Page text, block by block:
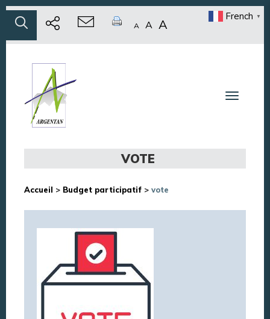
A A A
French ▼
Toggle
VOTE
Accueil > Budget participatif > vote